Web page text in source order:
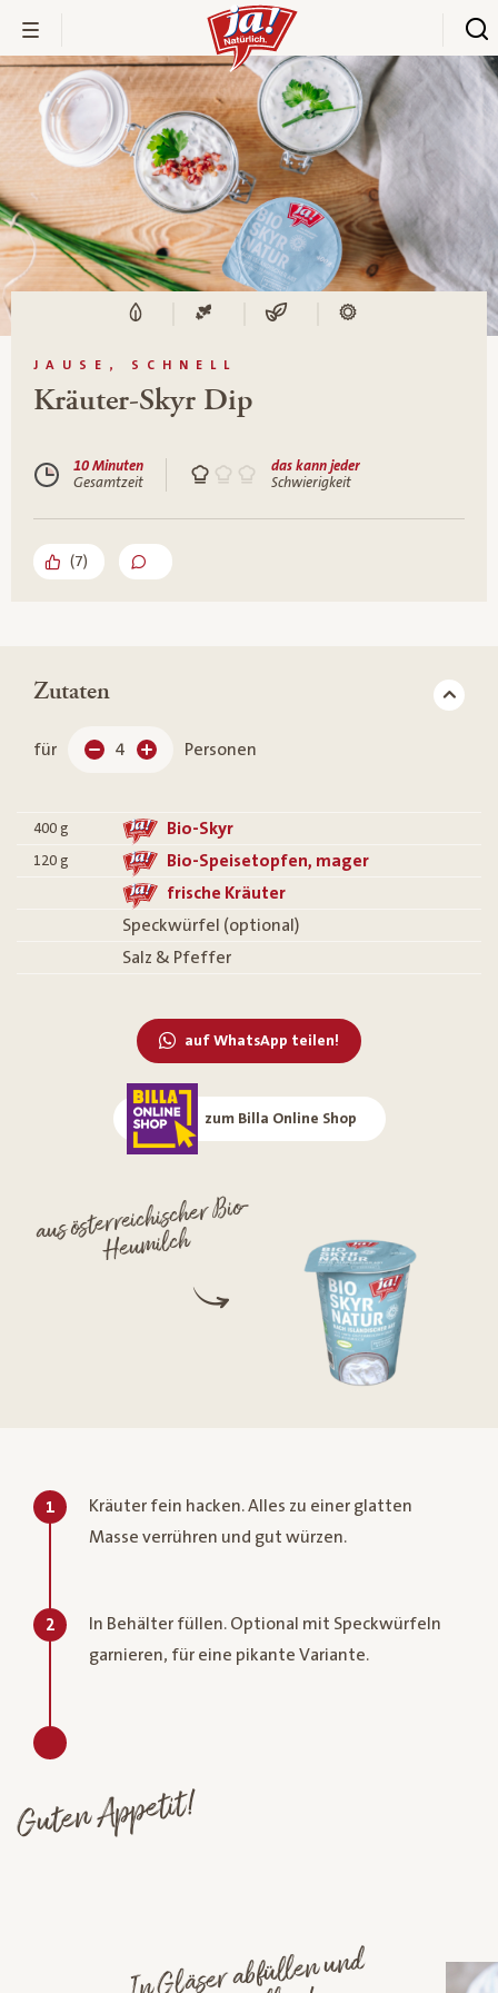
JAUSE, SCHNELL
Kräuter-Skyr Dip
10 Minuten
Gesamtzeit
das kann jeder
Schwierigkeit
(7)
Zutaten
für 4 Personen
400 g Bio-Skyr
120 g
Bio-Speisetopfen, mager
frische Kräuter
Speckwürfel (optional)
Salz & Pfeffer
auf WhatsApp teilen!
zum Billa Online Shop
aus österreichischer Bio-
Heumilch
1
Kräuter fein hacken. Alles zu einer glatten
Masse verrühren und gut würzen.
2
In Behälter füllen. Optional mit Speckwürfeln
garnieren, für eine pikante Variante.
Guten Appetit!
In Gläser abfüllen und